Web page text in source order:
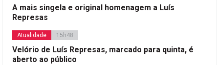
A mais singela e original homenagem a Luís
Represas
Atualidade 15h48
Velório de Luís Represas, marcado para quinta, é
aberto ao público